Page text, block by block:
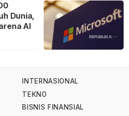
Dunia,
AI
INTERNASIONAL
TEKNO
BISNIS FINANSIAL